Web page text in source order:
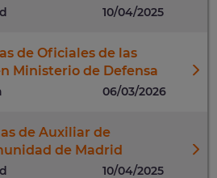
10/04/2025
de Oficiales de las
Ministerio de Defensa
06/03/2026
de Auxiliar de
de Madrid
10/04/2025